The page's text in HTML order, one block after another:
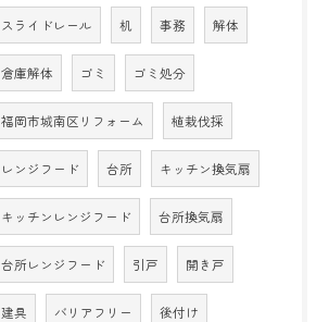
スライドレール 机 事務 解体
倉庫解体 ゴミ ゴミ処分
福岡市城南区リフォーム 植栽伐採
レンジフード 台所 キッチン換気扇
キッチンレンジフード 台所換気扇
台所レンジフード 引戸 開き戸
建具 バリアフリー 後付け